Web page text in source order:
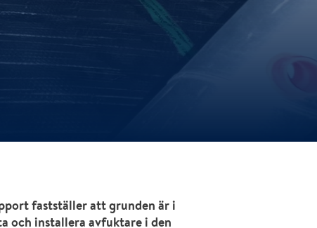
fastställer att grunden är i
och installera avfuktare i den